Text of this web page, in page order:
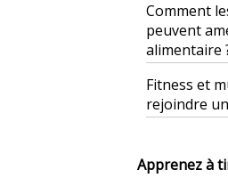
Comment
peuvent
alimentaire
Fitness et
rejoindre
Apprenez à